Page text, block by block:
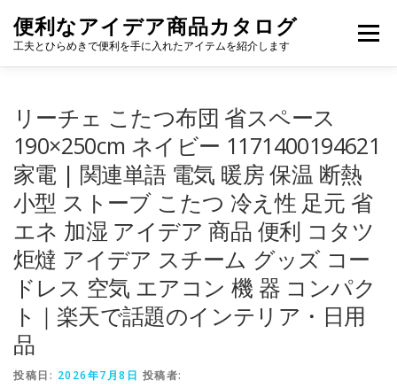
便利なアイデア商品カタログ
工夫とひらめきで便利を手に入れたアイテムを紹介します
メニュー
リーチェ こたつ布団 省スペース
190×250cm ネイビー 1171400194621
家電 | 関連単語 電気 暖房 保温 断熱
小型 ストーブ こたつ 冷え性 足元 省
エネ 加湿 アイデア 商品 便利 コタツ
炬燵 アイデア スチーム グッズ コー
ドレス 空気 エアコン 機 器 コンパク
ト｜楽天で話題のインテリア・日用
品
投稿日: 2026年7月8日 投稿者: